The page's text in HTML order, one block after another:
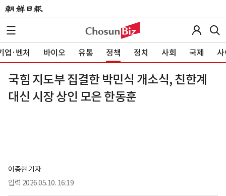
업·벤처 바이오 유통 정책 정치 사회 국제 사
국힘 지도부 집결한 박민식 개소식, 친한계
대신 시장 상인 모은 한동훈
이종현 기자
입력 2026.05.10. 16:19